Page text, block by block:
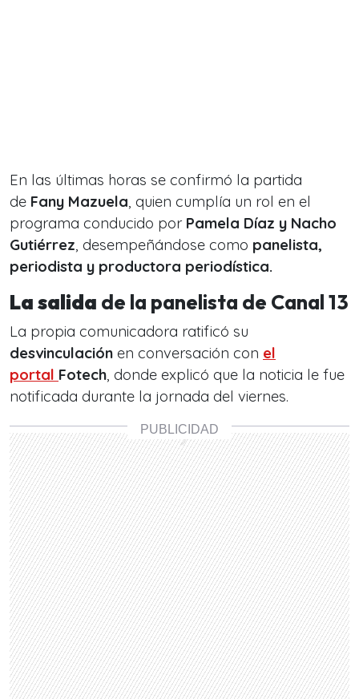
En las últimas horas se confirmó la partida
de Fany Mazuela, quien cumplía un rol en el
programa conducido por Pamela Díaz y Nacho
Gutiérrez, desempeñándose como panelista,
periodista y productora periodística.
La salida de la panelista de Canal 13
La propia comunicadora ratificó su
desvinculación en conversación con el
portal Fotech, donde explicó que la noticia le fue
notificada durante la jornada del viernes.